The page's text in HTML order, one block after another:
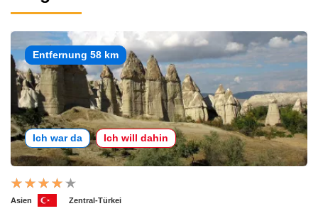
Entfernung 58 km
Ich war da Ich will dahin
Asien Zentral-Türkei